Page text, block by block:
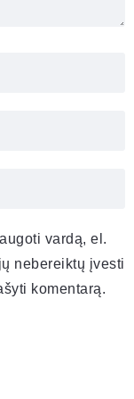
vardą, el.
nebereiktų įvesti
komentarą.